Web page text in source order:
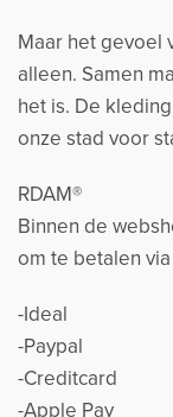
Maar het gevoel
alleen. Samen
het is. De
onze stad voor
RDAM®
Binnen de
om te betalen
-Ideal
-Paypal
-Creditcard
-Apple Pay